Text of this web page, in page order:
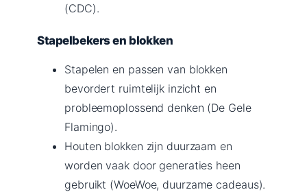
(CDC).
Stapelbekers en blokken
Stapelen en passen van blokken
bevordert ruimtelijk inzicht en
probleemoplossend denken (De Gele
Flamingo).
Houten blokken zijn duurzaam en
worden vaak door generaties heen
gebruikt (WoeWoe, duurzame cadeaus).